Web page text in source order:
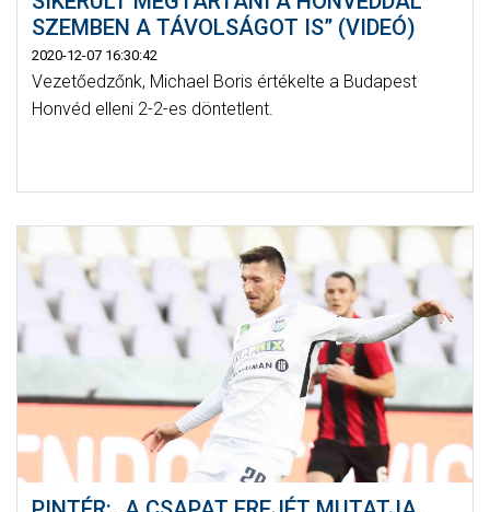
SZEMBEN A TÁVOLSÁGOT IS” (VIDEÓ)
2020-12-07 16:30:42
Vezetőedzőnk, Michael Boris értékelte a Budapest
Honvéd elleni 2-2-es döntetlent.